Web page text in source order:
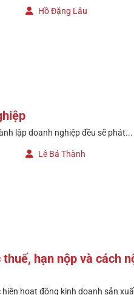
Hồ Đặng Lâu
lập doanh nghiệp đều sẽ phát...
Lê Bá Thành
hạn nộp và cách
hoạt động kinh doanh sản